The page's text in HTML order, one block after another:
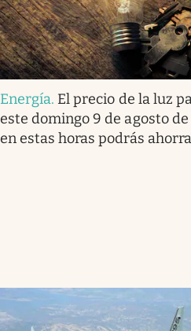
Energía. El precio de la luz
este domingo 9 de agosto
en estas horas podrás